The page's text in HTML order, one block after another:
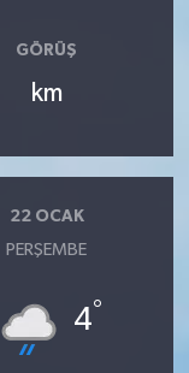
GÖRÜŞ
km
22 OCAK
PERŞEMBE
4°